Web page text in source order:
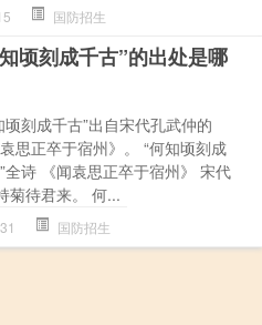
国防招生
顷刻成千古”的出处是哪
顷刻成千古”出自宋代孔武仲的
袁思正卒于宿州》。 “何知顷刻成
全诗 《闻袁思正卒于宿州》 宋代
菊待君来。 何...
国防招生